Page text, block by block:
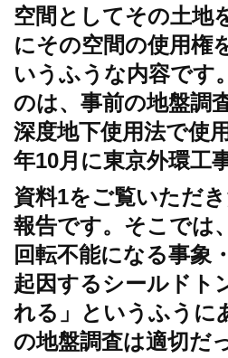
空間としてその土地
にその空間の使用権
いうふうな内容です
のは、事前の地盤調
深度地下使用法で使
年10月に東京外環工
資料1をご覧いただ
報告です。そこでは
回転不能になる事象
起因するシールドト
れる」というふうに
の地盤調査は適切だ